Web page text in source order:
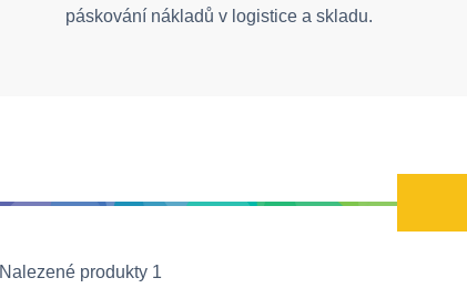
páskování nákladů v logistice a skladu.
Nalezené produkty 1